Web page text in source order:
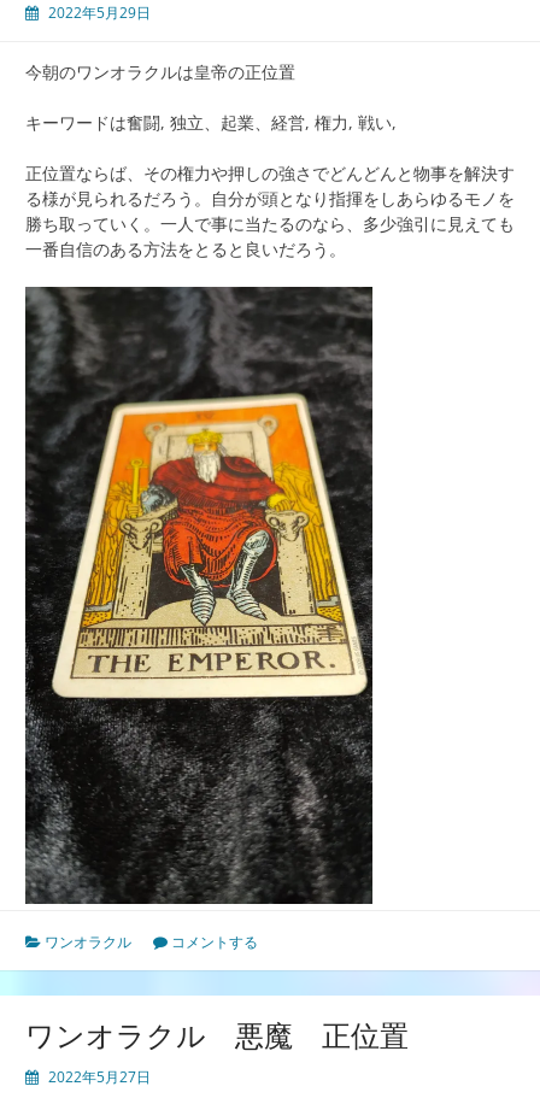
2022年5月29日
今朝のワンオラクルは皇帝の正位置
キーワードは奮闘, 独立、起業、経営, 権力, 戦い,
正位置ならば、その権力や押しの強さでどんどんと物事を解決す
る様が見られるだろう。自分が頭となり指揮をしあらゆるモノを
勝ち取っていく。一人で事に当たるのなら、多少強引に見えても
一番自信のある方法をとると良いだろう。
ワンオラクル コメントする
ワンオラクル 悪魔 正位置
2022年5月27日